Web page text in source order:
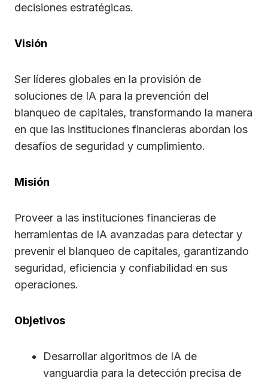
decisiones estratégicas.
Visión
Ser líderes globales en la provisión de
soluciones de IA para la prevención del
blanqueo de capitales, transformando la manera
en que las instituciones financieras abordan los
desafíos de seguridad y cumplimiento.
Misión
Proveer a las instituciones financieras de
herramientas de IA avanzadas para detectar y
prevenir el blanqueo de capitales, garantizando
seguridad, eficiencia y confiabilidad en sus
operaciones.
Objetivos
Desarrollar algoritmos de IA de
vanguardia para la detección precisa de